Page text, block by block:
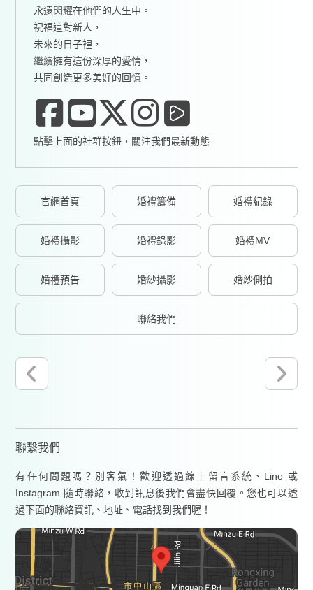
永遠閃耀在他們的人生中。
祝福這對新人，
未來的日子裡，
繼續擁有這份深厚的愛情，
共同創造更多美好的回憶。
點擊上面的社群按鈕，關注我們最新動態
官網首頁 婚禮籌備 婚禮紀錄
婚禮攝影 婚禮錄影 婚禮MV
婚禮預告 婚紗攝影 婚紗側拍
聯絡我們
聯繫我們
有任何問題嗎？別客氣！歡迎透過線上留言系統、Line 或
Instagram 隨時聯絡，收到訊息後我們會盡快回覆。您也可以透
過下面的聯絡資訊、地址、電話找到我們喔！